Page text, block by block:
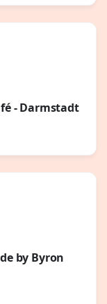
- Darmstadt
by Byron